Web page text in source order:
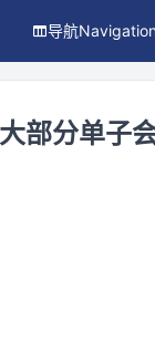
导航Navigation
部分单子